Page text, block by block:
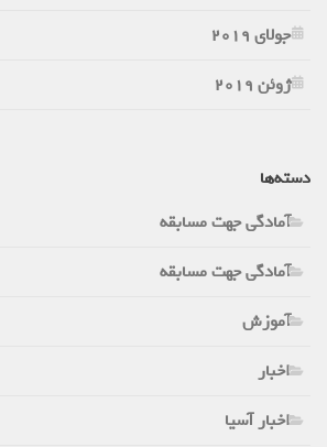
جولای 2019
ژوئن 2019
دسته‌ها
آمادگی جهت مسابقه
آمادگی جهت مسابقه
آموزش
اخبار
اخبار آسیا